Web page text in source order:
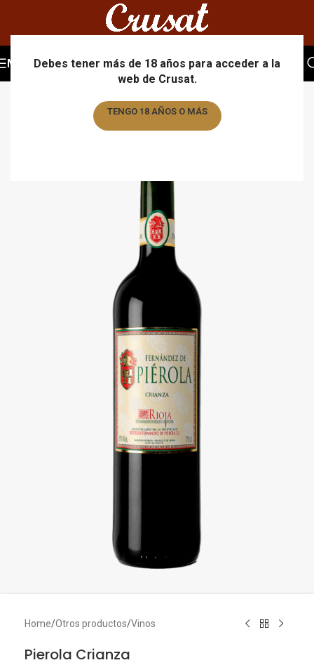
Debes tener más de 18 años para acceder a la
web de Crusat.
TENGO 18 AÑOS O MÁS
MENU
Home/Otros productos/Vinos
Pierola Crianza